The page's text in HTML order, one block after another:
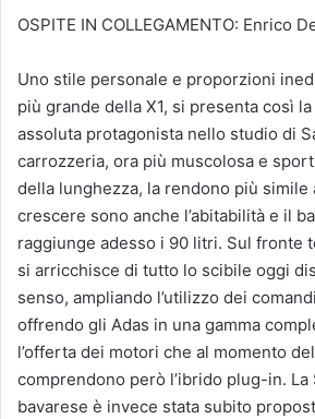
OSPITE IN COLLEGAMENTO: Enrico
Uno stile personale e proporzioni
più grande della X1, si presenta così
assoluta protagonista nello studio di
carrozzeria, ora più muscolosa e
della lunghezza, la rendono più simile
crescere sono anche l’abitabilità e il
raggiunge adesso i 90 litri. Sul fronte
si arricchisce di tutto lo scibile oggi
senso, ampliando l’utilizzo dei
offrendo gli Adas in una gamma
l’offerta dei motori che al momento
comprendono però l’ibrido plug-in. La
bavarese è invece stata subito